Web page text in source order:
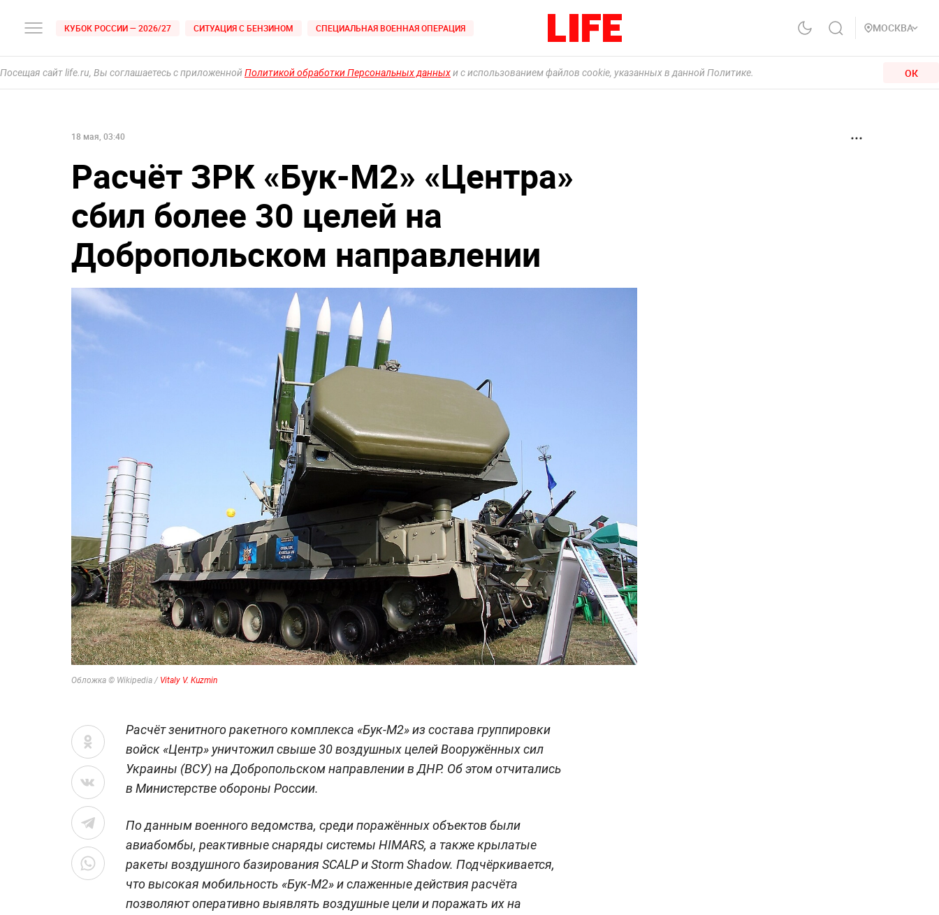
КУБОК РОССИИ — 2026/27 СИТУАЦИЯ С БЕНЗИНОМ СПЕЦИАЛЬНАЯ ВОЕННАЯ ОПЕРАЦИЯ МОСКВА
Посещая сайт life.ru, Вы соглашаетесь с приложеннойПолитикой обработки Персональных данныхи с использованием файлов cookie, указанных в данной Политике. ОК
18 мая, 03:40
Расчёт ЗРК «Бук-М2» «Центра»
сбил более 30 целей на
Добропольском направлении
Обложка © Wikipedia / Vitaly V. Kuzmin
Расчёт зенитного ракетного комплекса «Бук-М2» из состава группировки
войск «Центр» уничтожил свыше 30 воздушных целей Вооружённых сил
Украины (ВСУ) на Добропольском направлении в ДНР. Об этом отчитались
в Министерстве обороны России.
По данным военного ведомства, среди поражённых объектов были
авиабомбы, реактивные снаряды системы HIMARS, а также крылатые
ракеты воздушного базирования SCALP и Storm Shadow. Подчёркивается,
что высокая мобильность «Бук-М2» и слаженные действия расчёта
позволяют оперативно выявлять воздушные цели и поражать их на